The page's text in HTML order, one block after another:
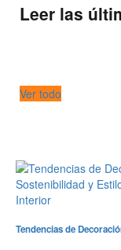
Leer las
Ver todo
Interior
Tendencias de